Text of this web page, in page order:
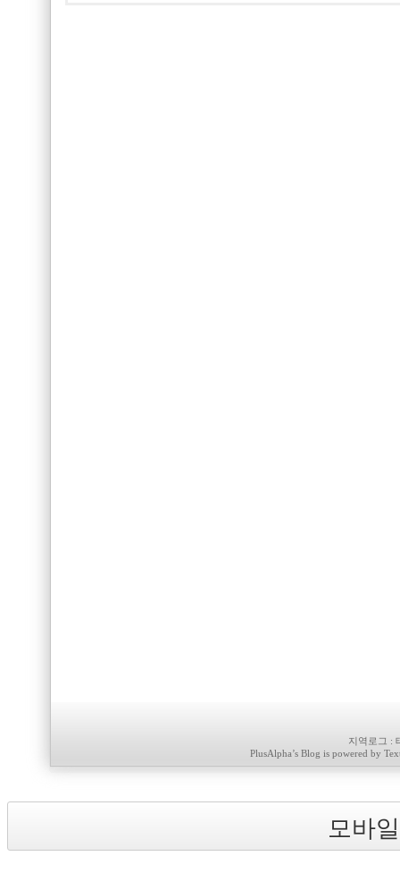
지역로그 :
PlusAlpha’s Blog is powered by
모바